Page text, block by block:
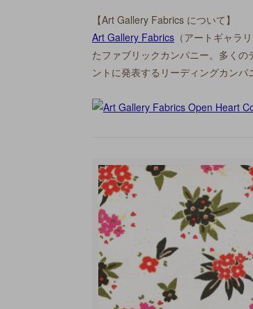
【Art Gallery Fabrics について】
Art Gallery Fabrics （アートギャラ
たファブリックカンパニー。多く
ントに発表するリーディングカンパ